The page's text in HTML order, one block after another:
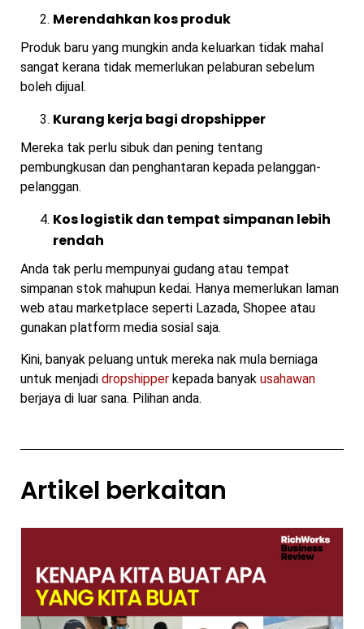
Merendahkan kos produk
Produk baru yang mungkin anda keluarkan tidak mahal
sangat kerana tidak memerlukan pelaburan sebelum
boleh dijual.
Kurang kerja bagi dropshipper
Mereka tak perlu sibuk dan pening tentang
pembungkusan dan penghantaran kepada pelanggan-
pelanggan.
Kos logistik dan tempat simpanan lebih
rendah
Anda tak perlu mempunyai gudang atau tempat
simpanan stok mahupun kedai. Hanya memerlukan laman
web atau marketplace seperti Lazada, Shopee atau
gunakan platform media sosial saja.
Kini, banyak peluang untuk mereka nak mula berniaga
untuk menjadi dropshipper kepada banyak usahawan
berjaya di luar sana. Pilihan anda.
Artikel berkaitan